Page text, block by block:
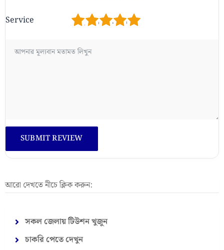
Service 5
4
3
2
আরো দেখতে নীচে ক্লিক করুন:
সকল জেলায় টিউশন খুজুন
চাকরি পেতে দেখুন